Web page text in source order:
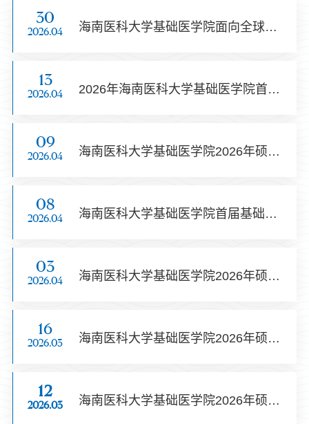
30
2026.04 海南医科大学基础医学院面向全球公开招聘学系主任公告
13
2026.04 2026年海南医科大学基础医学院首届基础医学博士生学术论坛讲者名单
09
2026.04 海南医科大学基础医学院2026年硕士研究生招生考试一轮调剂复试通知
08
2026.04 海南医科大学基础医学院首届基础医学博士生学术论坛邀请您参加！
03
2026.04 海南医科大学基础医学院2026年硕士研究生招生调剂工作实施细则
16
2026.03 海南医科大学基础医学院2026年硕士研究生招生考试复试须知（第一志愿）
12
2026.03 海南医科大学基础医学院2026年硕士研究生招生复试录取实施细则